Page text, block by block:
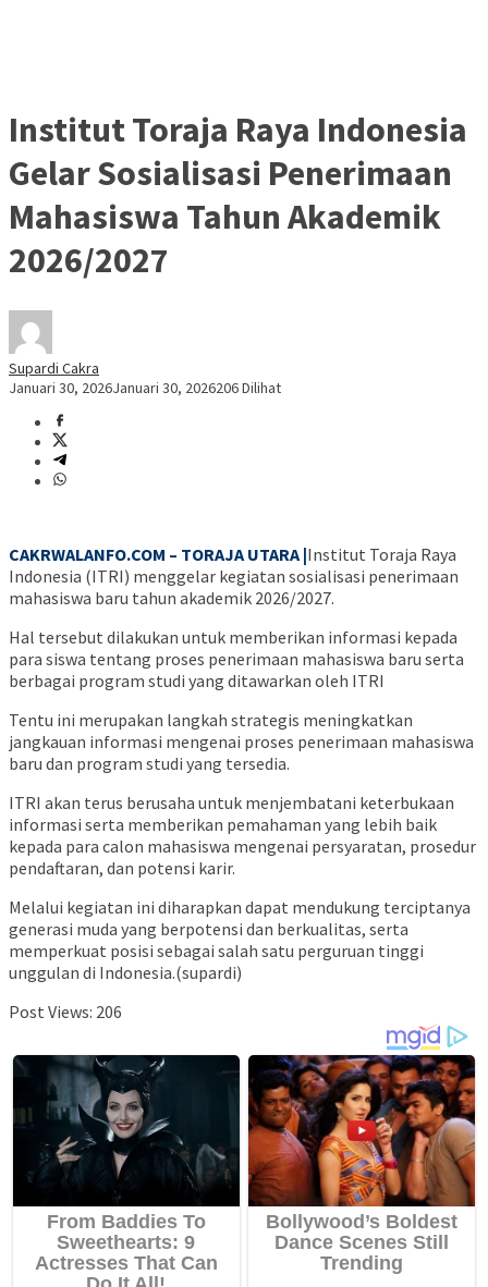
Institut Toraja Raya Indonesia
Gelar Sosialisasi Penerimaan
Mahasiswa Tahun Akademik
2026/2027
Supardi Cakra
Januari 30, 2026Januari 30, 2026206 Dilihat
CAKRWALANFO.COM – TORAJA UTARA |Institut Toraja Raya
Indonesia (ITRI) menggelar kegiatan sosialisasi penerimaan
mahasiswa baru tahun akademik 2026/2027.
Hal tersebut dilakukan untuk memberikan informasi kepada
para siswa tentang proses penerimaan mahasiswa baru serta
berbagai program studi yang ditawarkan oleh ITRI
Tentu ini merupakan langkah strategis meningkatkan
jangkauan informasi mengenai proses penerimaan mahasiswa
baru dan program studi yang tersedia.
ITRI akan terus berusaha untuk menjembatani keterbukaan
informasi serta memberikan pemahaman yang lebih baik
kepada para calon mahasiswa mengenai persyaratan, prosedur
pendaftaran, dan potensi karir.
Melalui kegiatan ini diharapkan dapat mendukung terciptanya
generasi muda yang berpotensi dan berkualitas, serta
memperkuat posisi sebagai salah satu perguruan tinggi
unggulan di Indonesia.(supardi)
Post Views: 206